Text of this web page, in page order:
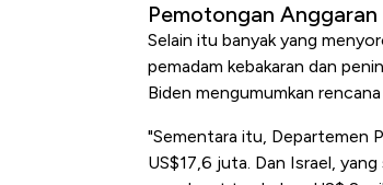
Pemotongan Anggaran
Selain itu banyak yang
pemadam kebakaran dan
Biden mengumumkan
"Sementara itu, Departemen
US$17,6 juta. Dan Israel,